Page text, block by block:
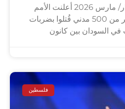
أ ف ب/ مدار: 24 آذار/ مارس 2026 أعلنت الأمم
المتحدة الثلاثاء أن أكثر من 500 مدني قُتلوا بضربات
السودان بين كانون
فلسطين